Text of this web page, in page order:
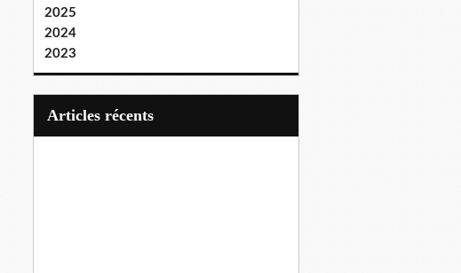
2025
2024
2023
articles récents